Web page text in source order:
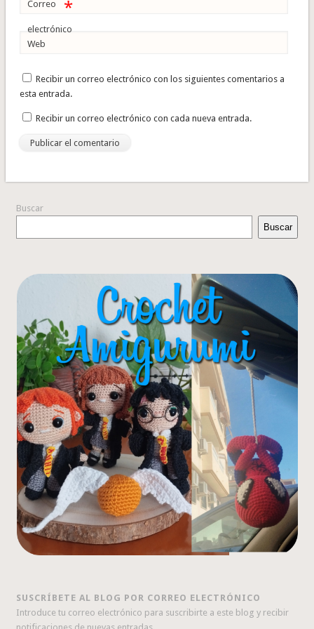
Correo
electrónico
*
Web
Recibir un correo electrónico con los siguientes comentarios a
esta entrada.
Recibir un correo electrónico con cada nueva entrada.
Buscar
Buscar
SUSCRÍBETE AL BLOG POR CORREO ELECTRÓNICO
Introduce tu correo electrónico para suscribirte a este blog y recibir